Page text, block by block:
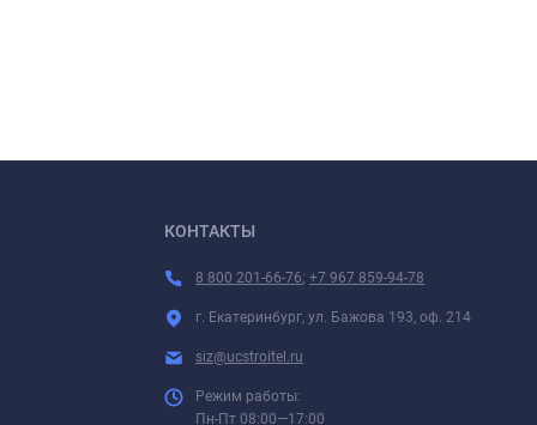
КОНТАКТЫ
8 800 201-66-76; +7 967 859-94-78
г. Екатеринбург, ул. Бажова 193, оф. 214
siz@ucstroitel.ru
Режим работы:
Пн-Пт 08:00—17:00